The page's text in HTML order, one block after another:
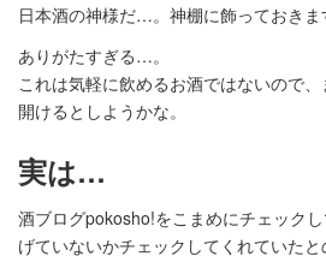
日本酒の神様だ…。神棚に飾っておきま
ありがたすぎる…。
これは気軽に飲めるお酒ではないので
開けるとしようかな。
実は…
酒ブログpokosho!をこまめにチェック
げていないかチェックしてくれていたと